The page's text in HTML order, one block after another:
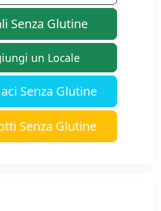
Senza Glutine
un Locale
Senza Glutine
Senza Glutine